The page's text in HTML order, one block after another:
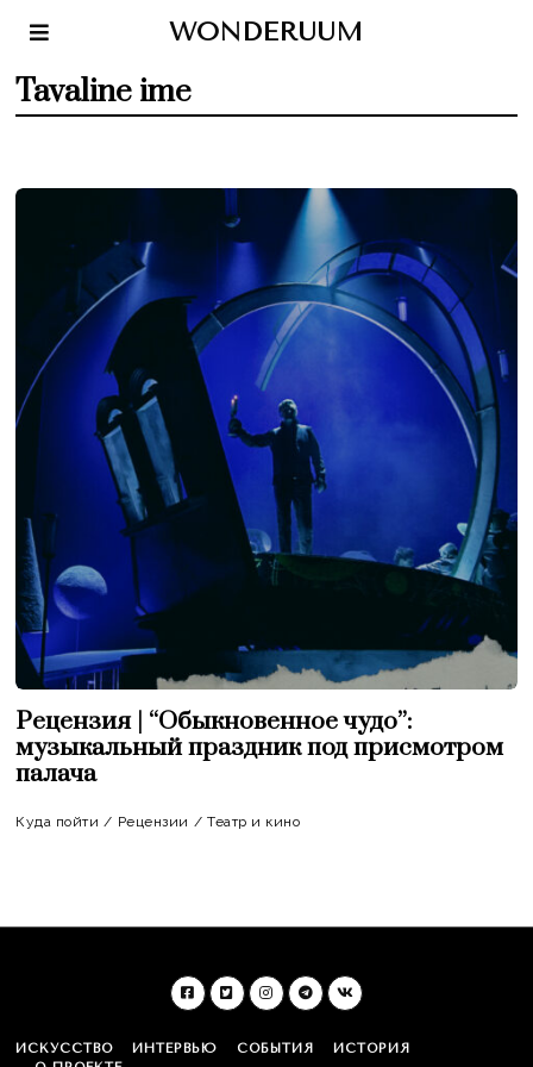
WONDERUUM
Tavaline ime
Рецензия | “Обыкновенное чудо”:
музыкальный праздник под присмотром
палача
Куда пойти / Рецензии / Театр и кино
ИСКУССТВО ИНТЕРВЬЮ СОБЫТИЯ
ИСТОРИЯ